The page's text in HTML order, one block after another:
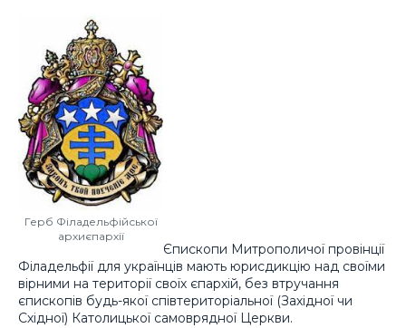
Герб Філадельфійської
архиєпархії
Єпископи Митрополичої провінції
Філадельфії для українців мають юрисдикцію над своїми
вірними на території своїх єпархій, без втручання
єпископів будь-якої співтериторіальної (Західної чи
Східної) Католицької самоврядної Церкви.